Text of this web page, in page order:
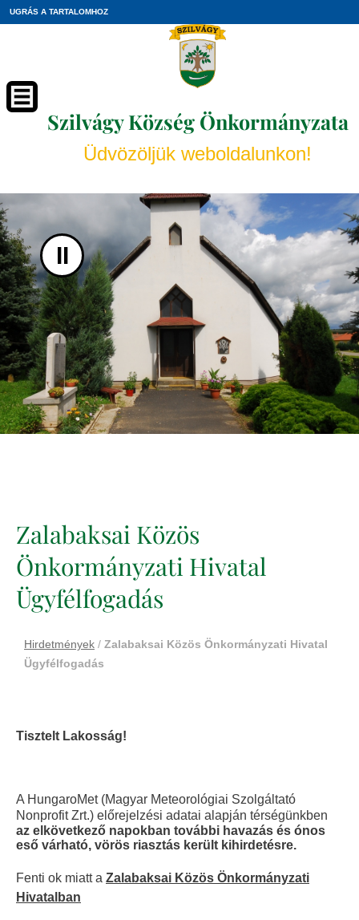
UGRÁS A TARTALOMHOZ
Szilvágy Község Önkormányzata
Üdvözöljük weboldalunkon!
II
Zalabaksai Közös
Önkormányzati Hivatal
Ügyfélfogadás
Hirdetmények / Zalabaksai Közös Önkormányzati Hivatal
Ügyfélfogadás
Tisztelt Lakosság!
A HungaroMet (Magyar Meteorológiai Szolgáltató
Nonprofit Zrt.) előrejelzési adatai alapján térségünkben
az elkövetkező napokban további havazás és ónos
eső várható, vörös riasztás került kihirdetésre.
Fenti ok miatt a Zalabaksai Közös Önkormányzati
Hivatalban